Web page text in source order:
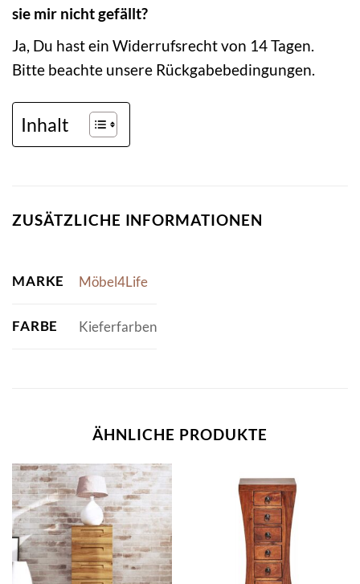
sie mir nicht gefällt?
Ja, Du hast ein Widerrufsrecht von 14 Tagen.
Bitte beachte unsere Rückgabebedingungen.
Inhalt
ZUSÄTZLICHE INFORMATIONEN
MARKE Möbel4Life
FARBE Kieferfarben
ÄHNLICHE PRODUKTE